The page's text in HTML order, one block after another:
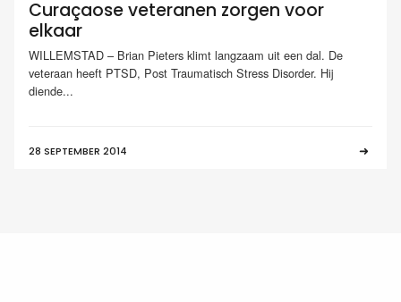
Curaçaose veteranen zorgen voor
elkaar
WILLEMSTAD – Brian Pieters klimt langzaam uit een dal. De
veteraan heeft PTSD, Post Traumatisch Stress Disorder. Hij
diende...
28 SEPTEMBER 2014